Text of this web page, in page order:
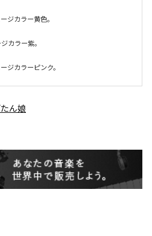
ージカラー黄色。
ジカラー紫。
ージカラーピンク。
ん娘